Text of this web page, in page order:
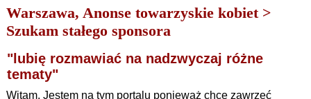
Warszawa, Anonse towarzyskie kobiet >
Szukam stałego sponsora
"lubię rozmawiać na nadzwyczaj różne
tematy"
Witam. Jestem na tym portalu ponieważ chcę zawrzeć